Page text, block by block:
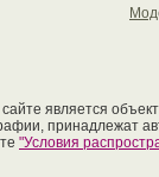
является
принадлежат
"Условия